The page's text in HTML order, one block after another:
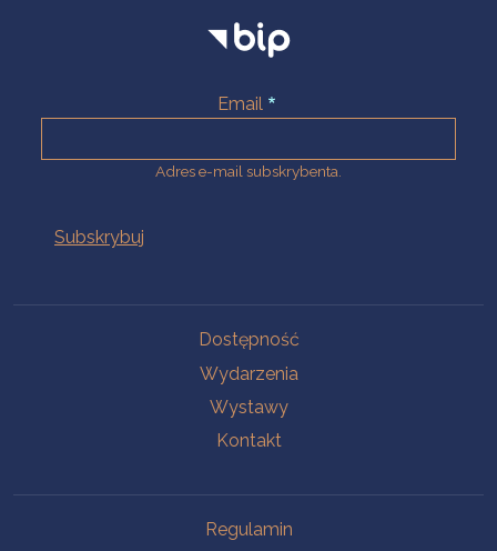
Email
Adres e-mail subskrybenta.
Dostępność
Wydarzenia
Wystawy
Kontakt
Regulamin